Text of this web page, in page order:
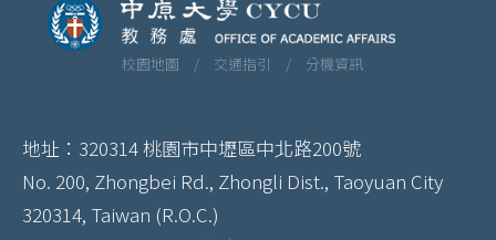
校園地圖 / 交通指引 / 分機資訊
地址：320314 桃園市中壢區中北路200號
No. 200, Zhongbei Rd., Zhongli Dist., Taoyuan City
320314, Taiwan (R.O.C.)